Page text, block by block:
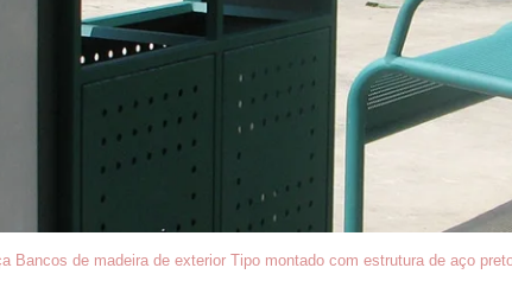
Bancos de madeira de exterior Tipo montado com estrutura de aço